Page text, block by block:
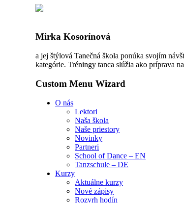
Mirka Kosorínová
a jej štýlová Tanečná škola ponúka svojím
kategórie. Tréningy tanca slúžia ako príprava
Custom Menu Wizard
O nás
Lektori
Naša škola
Naše priestory
Novinky
Partneri
School of Dance – EN
Tanzschule – DE
Kurzy
Aktuálne kurzy
Nové zápisy
Rozvrh hodín